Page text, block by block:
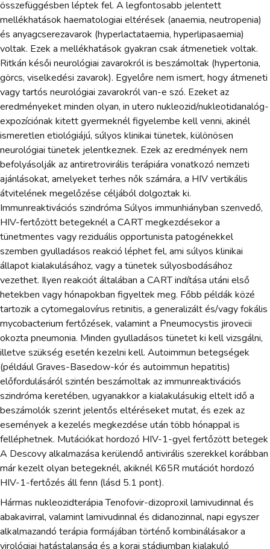
összefüggésben léptek fel. A legfontosabb jelentett
mellékhatások haematologiai eltérések (anaemia, neutropenia)
és anyagcserezavarok (hyperlactataemia, hyperlipasaemia)
voltak. Ezek a mellékhatások gyakran csak átmenetiek voltak.
Ritkán késői neurológiai zavarokról is beszámoltak (hypertonia,
görcs, viselkedési zavarok). Egyelőre nem ismert, hogy átmeneti
vagy tartós neurológiai zavarokról van-e szó. Ezeket az
eredményeket minden olyan, in utero nukleozid/nukleotidanalóg-
expozíciónak kitett gyermeknél figyelembe kell venni, akinél
ismeretlen etiológiájú, súlyos klinikai tünetek, különösen
neurológiai tünetek jelentkeznek. Ezek az eredmények nem
befolyásolják az antiretrovirális terápiára vonatkozó nemzeti
ajánlásokat, amelyeket terhes nők számára, a HIV vertikális
átvitelének megelőzése céljából dolgoztak ki.
Immunreaktivációs szindróma Súlyos immunhiányban szenvedő,
HIV-fertőzött betegeknél a CART megkezdésekor a
tünetmentes vagy reziduális opportunista patogénekkel
szemben gyulladásos reakció léphet fel, ami súlyos klinikai
állapot kialakulásához, vagy a tünetek súlyosbodásához
vezethet. Ilyen reakciót általában a CART indítása utáni első
hetekben vagy hónapokban figyeltek meg. Főbb példák közé
tartozik a cytomegalovírus retinitis, a generalizált és/vagy fokális
mycobacterium fertőzések, valamint a Pneumocystis jirovecii
okozta pneumonia. Minden gyulladásos tünetet ki kell vizsgálni,
illetve szükség esetén kezelni kell. Autoimmun betegségek
(például Graves-Basedow-kór és autoimmun hepatitis)
előfordulásáról szintén beszámoltak az immunreaktivációs
szindróma keretében, ugyanakkor a kialakulásukig eltelt idő a
beszámolók szerint jelentős eltéréseket mutat, és ezek az
események a kezelés megkezdése után több hónappal is
felléphetnek. Mutációkat hordozó HIV-1-gyel fertőzött betegek
A Descovy alkalmazása kerülendő antivirális szerekkel korábban
már kezelt olyan betegeknél, akiknél K65R mutációt hordozó
HIV-1-fertőzés áll fenn (lásd 5.1 pont).
Hármas nukleozidterápia Tenofovir-dizoproxil lamivudinnal és
abakavirral, valamint lamivudinnal és didanozinnal, napi egyszer
alkalmazandó terápia formájában történő kombinálásakor a
virológiai hatástalanság és a korai stádiumban kialakuló